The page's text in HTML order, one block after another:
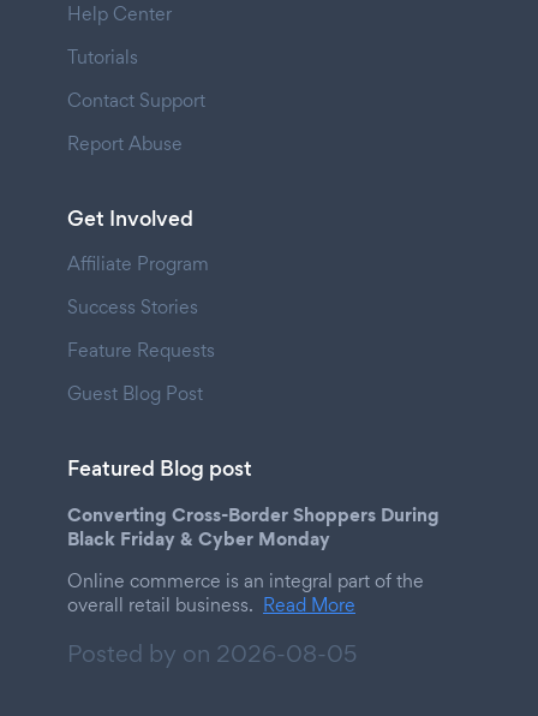
Help Center
Tutorials
Contact Support
Report Abuse
Get Involved
Affiliate Program
Success Stories
Feature Requests
Guest Blog Post
Featured Blog post
Converting Cross-Border Shoppers During
Black Friday & Cyber Monday
Online commerce is an integral part of the
overall retail business. Read More
Posted by on 2026-08-05